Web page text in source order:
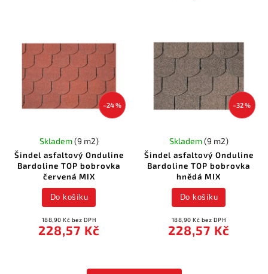
–24 %
Šindel asfaltový Onduline
Bardoline TOP bobrovka
červená MIX
Skladem(9 m2)
188,90 Kč bez DPH
228,57 Kč
Do košíku
–32 %
Šindel asfaltový Onduline
Bardoline TOP bobrovka
hnědá MIX
Skladem(9 m2)
188,90 Kč bez DPH
228,57 Kč
Do košíku